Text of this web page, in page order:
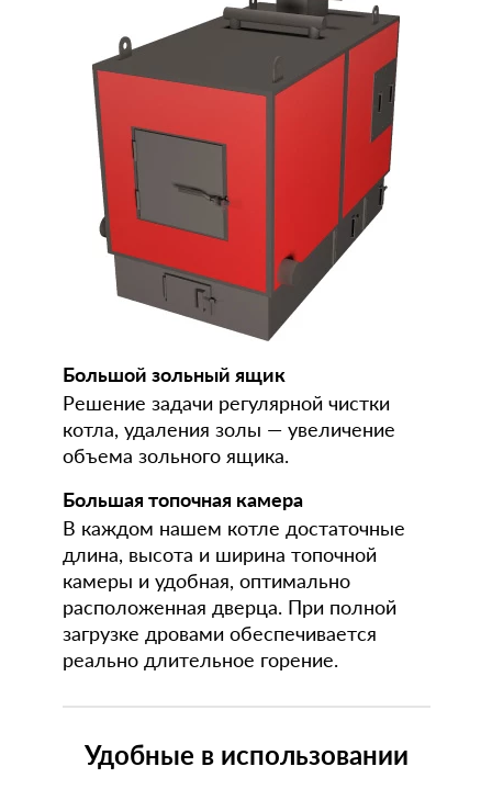
Большой зольный ящик
Решение задачи регулярной чистки
котла, удаления золы — увеличение
объема зольного ящика.
Большая топочная камера
В каждом нашем котле достаточные
длина, высота и ширина топочной
камеры и удобная, оптимально
расположенная дверца. При полной
загрузке дровами обеспечивается
реально длительное горение.
Удобные в использовании